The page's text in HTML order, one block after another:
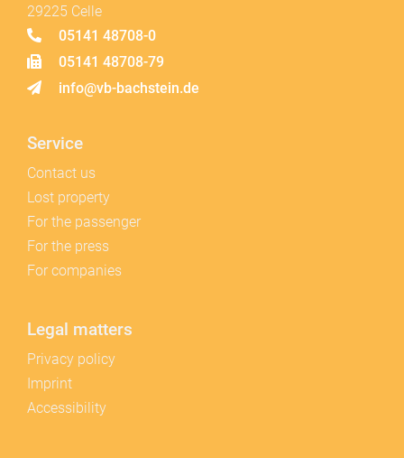
29225 Celle
05141 48708-0
05141 48708-79
info@vb-bachstein.de
Service
Contact us
Lost property
For the passenger
For the press
For companies
Legal matters
Privacy policy
Imprint
Accessibility